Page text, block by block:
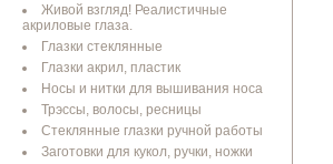
Живой взгляд! Реалистичные
акриловые глаза.
Глазки стеклянные
Глазки акрил, пластик
Носы и нитки для вышивания носа
Трэссы, волосы, ресницы
Стеклянные глазки ручной работы
Заготовки для кукол, ручки, ножки